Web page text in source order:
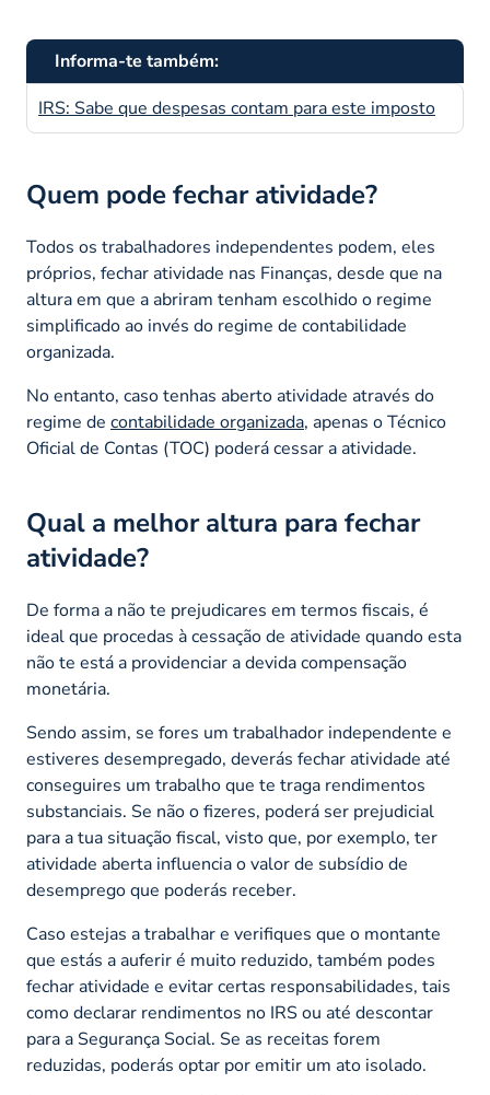
Informa-te também:
IRS: Sabe que despesas contam para este imposto
Quem pode fechar atividade?
Todos os trabalhadores independentes podem, eles
próprios, fechar atividade nas Finanças, desde que na
altura em que a abriram tenham escolhido o regime
simplificado ao invés do regime de contabilidade
organizada.
No entanto, caso tenhas aberto atividade através do
regime de contabilidade organizada, apenas o Técnico
Oficial de Contas (TOC) poderá cessar a atividade.
Qual a melhor altura para fechar
atividade?
De forma a não te prejudicares em termos fiscais, é
ideal que procedas à cessação de atividade quando esta
não te está a providenciar a devida compensação
monetária.
Sendo assim, se fores um trabalhador independente e
estiveres desempregado, deverás fechar atividade até
conseguires um trabalho que te traga rendimentos
substanciais. Se não o fizeres, poderá ser prejudicial
para a tua situação fiscal, visto que, por exemplo, ter
atividade aberta influencia o valor de subsídio de
desemprego que poderás receber.
Caso estejas a trabalhar e verifiques que o montante
que estás a auferir é muito reduzido, também podes
fechar atividade e evitar certas responsabilidades, tais
como declarar rendimentos no IRS ou até descontar
para a Segurança Social. Se as receitas forem
reduzidas, poderás optar por emitir um ato isolado.